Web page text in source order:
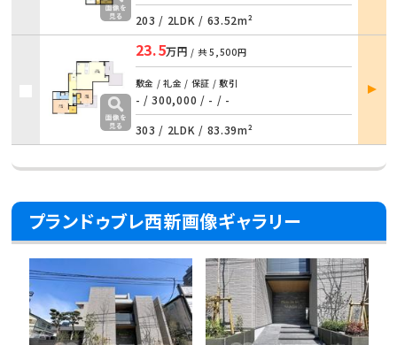
203 / 2LDK / 63.52m²
23.5万円 / 共5,500円
敷金 / 礼金 / 保証 / 敷引
- / 300,000 / - / -
303 / 2LDK / 83.39m²
部屋
詳細
プランドゥブレ西新画像ギャラリー